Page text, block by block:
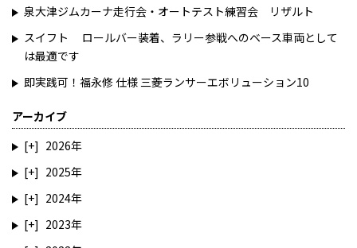
泉大津ジムカーナ走行会・オートテスト練習会 リザルト
スイフト ロールバー装着、ラリー参戦へのベース車両として
は最適です
即実践可！福永修 仕様 三菱ランサーエボリューション10
アーカイブ
2026
2025
2024
2023